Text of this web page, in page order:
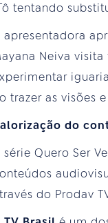
tentando
apresentadora
Neiva
trazer as visões
do
série Quero Ser
do Prodav